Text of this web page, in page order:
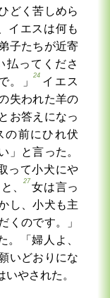
どく苦しめら
イエスは何も
子たちが近寄
払ってくださ
。」
24
イエス
失われた羊の
お答えになっ
の前にひれ伏
」と言った。
って小犬にや
、
27
女は言っ
し、小犬も主
くのです。」
。「婦人よ、
いどおりにな
やされた。